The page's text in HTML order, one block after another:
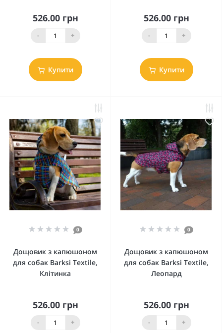
526.00 грн
- +
Купити
526.00 грн
- +
Купити
0
Дощовик з капюшоном
для собак Barksi Textile,
Клітинка
526.00 грн
- +
0
Дощовик з капюшоном
для собак Barksi Textile,
Леопард
526.00 грн
- +